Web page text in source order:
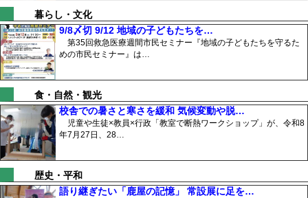
暮らし・文化
9/8〆切 9/12 地域の子どもたちを…
第35回救急医療週間市民セミナー『地域の子どもたちを守るた
めの市民セミナー』は…
食・自然・観光
校舎での暑さと寒さを緩和 気候変動や脱…
児童や生徒×教員×行政「教室で断熱ワークショップ」が、令和8
年7月27日、28…
歴史・平和
語り継ぎたい「鹿屋の記憶」 常設展に足を…